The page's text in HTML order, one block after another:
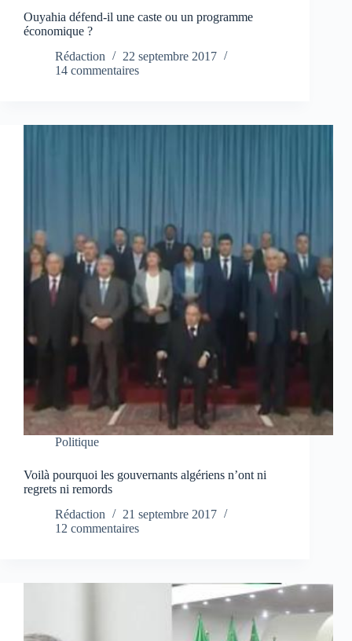
Ouyahia défend-il une caste ou un programme
économique ?
Rédaction
22 septembre 2017
14 commentaires
Politique
Voilà pourquoi les gouvernants algériens n’ont ni
regrets ni remords
Rédaction
21 septembre 2017
12 commentaires